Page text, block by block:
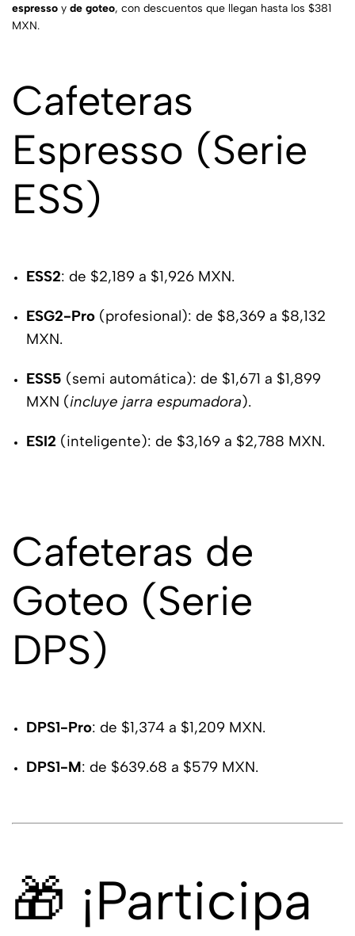
espresso y de goteo, con descuentos que llegan hasta los $381
MXN.
Cafeteras
Espresso (Serie
ESS)
ESS2: de $2,189 a $1,926 MXN.
ESG2-Pro (profesional): de $8,369 a $8,132
MXN.
ESS5 (semi automática): de $1,671 a $1,899
MXN (incluye jarra espumadora).
ESI2 (inteligente): de $3,169 a $2,788 MXN.
Cafeteras de
Goteo (Serie
DPS)
DPS1-Pro: de $1,374 a $1,209 MXN.
DPS1-M: de $639.68 a $579 MXN.
🎁 ¡Participa